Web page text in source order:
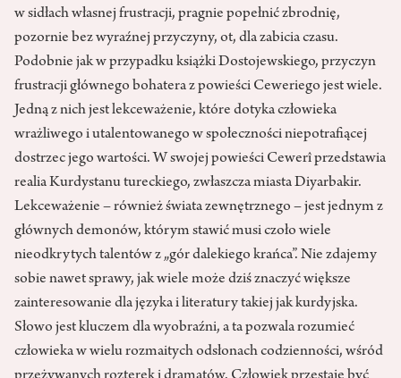
w sidłach własnej frustracji, pragnie popełnić zbrodnię,
pozornie bez wyraźnej przyczyny, ot, dla zabicia czasu.
Podobnie jak w przypadku książki Dostojewskiego, przyczyn
frustracji głównego bohatera z powieści Ceweriego jest wiele.
Jedną z nich jest lekceważenie, które dotyka człowieka
wrażliwego i utalentowanego w społeczności niepotrafiącej
dostrzec jego wartości. W swojej powieści Cewerî przedstawia
realia Kurdystanu tureckiego, zwłaszcza miasta Diyarbakir.
Lekceważenie – również świata zewnętrznego – jest jednym z
głównych demonów, którym stawić musi czoło wiele
nieodkrytych talentów z „gór dalekiego krańca”. Nie zdajemy
sobie nawet sprawy, jak wiele może dziś znaczyć większe
zainteresowanie dla języka i literatury takiej jak kurdyjska.
Słowo jest kluczem dla wyobraźni, a ta pozwala rozumieć
człowieka w wielu rozmaitych odsłonach codzienności, wśród